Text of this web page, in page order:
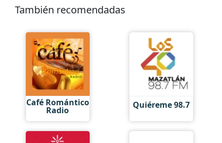
También recomendadas
Café Romántico
Radio Quiéreme 98.7